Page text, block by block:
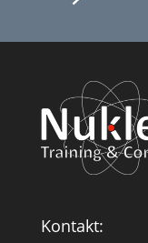
Kontakt: